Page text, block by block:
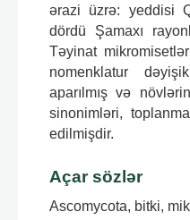
ərazi üzrə: yeddisi
dördü Şamaxı
Təyinat
nomenklatur
aparılmış və
sinonimləri,
edilmişdir.
Açar sözlər
Ascomycota, bitki,